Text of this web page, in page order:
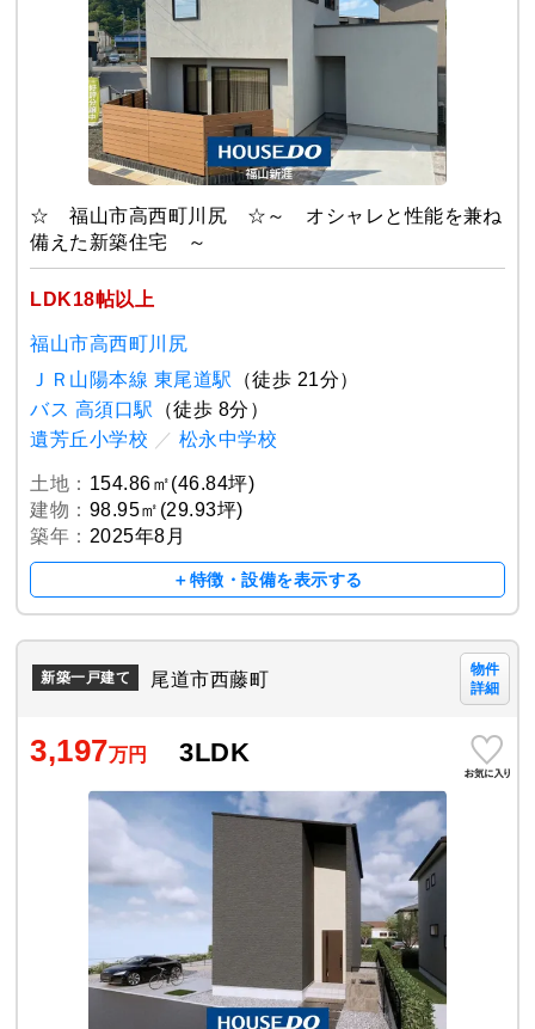
☆ 福山市高西町川尻 ☆～ オシャレと性能を兼ね
備えた新築住宅 ～
LDK18帖以上
福山市高西町川尻
ＪＲ山陽本線 東尾道駅
（徒歩 21分）
バス 高須口駅
（徒歩 8分）
遺芳丘小学校 ／ 松永中学校
土地： 154.86㎡(46.84坪)
建物： 98.95㎡(29.93坪)
築年： 2025年8月
＋特徴・設備を表示する
新築一戸建て 尾道市西藤町
物件
詳細
3,197万円 3LDK